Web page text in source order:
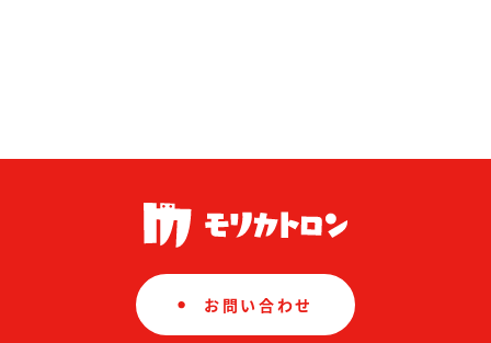
お問い合わせ